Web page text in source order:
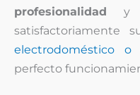
profesionalidad y
satisfactoriamente
electrodoméstico o
perfecto